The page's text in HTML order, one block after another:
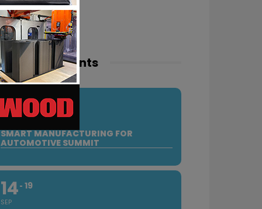
events
10
SEP
SMART MANUFACTURING FOR
AUTOMOTIVE SUMMIT
14
SEP
19